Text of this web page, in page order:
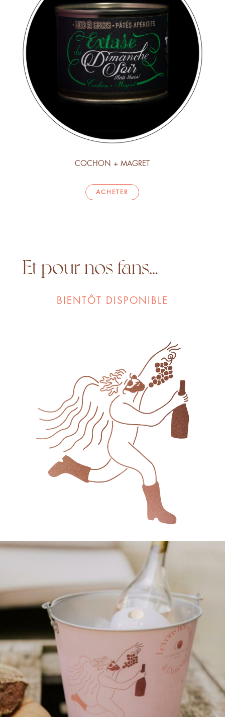
COCHON + MAGRET
ACHETER
Et pour nos fans…
BIENTÔT DISPONIBLE